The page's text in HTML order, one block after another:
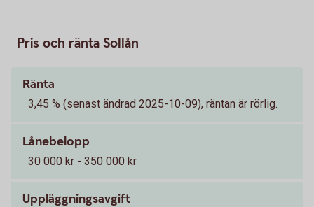
Pris och ränta Sollån
Ränta
3,45 % (senast ändrad 2025-10-09), räntan är rörlig.
Lånebelopp
30 000 kr - 350 000 kr
Uppläggningsavgift